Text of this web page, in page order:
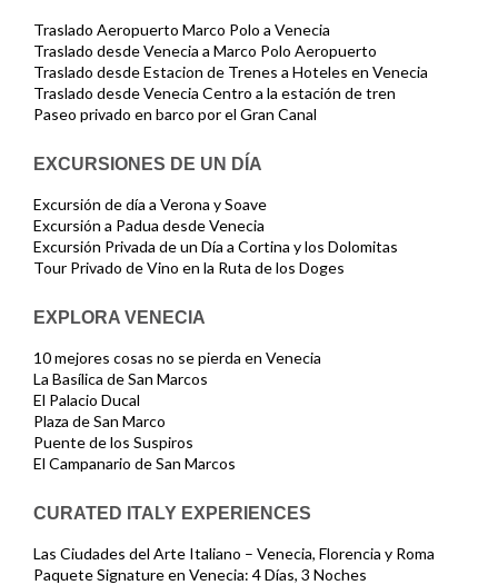
Traslado Aeropuerto Marco Polo a Venecia
Traslado desde Venecia a Marco Polo Aeropuerto
Traslado desde Estacion de Trenes a Hoteles en Venecia
Traslado desde Venecia Centro a la estación de tren
Paseo privado en barco por el Gran Canal
EXCURSIONES DE UN DÍA
Excursión de día a Verona y Soave
Excursión a Padua desde Venecia
Excursión Privada de un Día a Cortina y los Dolomitas
Tour Privado de Vino en la Ruta de los Doges
EXPLORA VENECIA
10 mejores cosas no se pierda en Venecia
La Basílica de San Marcos
El Palacio Ducal
Plaza de San Marco
Puente de los Suspiros
El Campanario de San Marcos
CURATED ITALY EXPERIENCES
Las Ciudades del Arte Italiano – Venecia, Florencia y Roma
Paquete Signature en Venecia: 4 Días, 3 Noches